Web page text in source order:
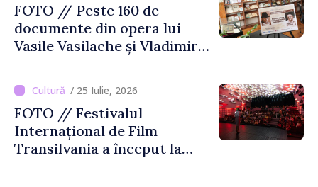
FOTO // Peste 160 de
documente din opera lui
Vasile Vasilache și Vladimir
Biblioteca Națională
/ 25 Iulie, 2026
FOTO // Festivalul
Internațional de Film
Transilvania a început la